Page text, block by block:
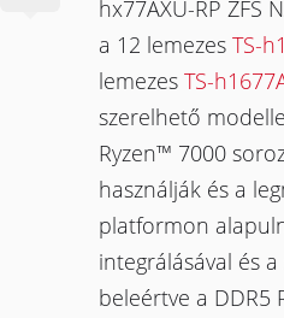
hx77AXU-RP ZFS
a 12 lemezesTS-
lemezesTS-
szerelhető
Ryzen™ 7000
használják és a
platformon
integrálásával és
beleértve a DDR5